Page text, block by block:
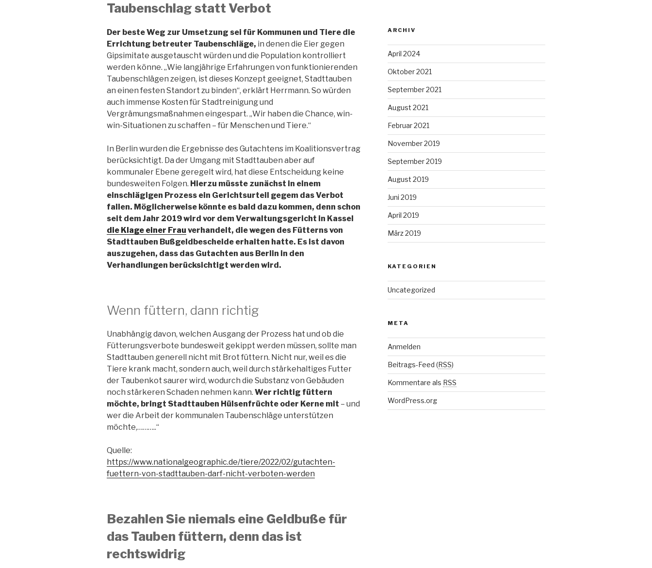
Taubenschlag statt Verbot
Der beste Weg zur Umsetzung sei für Kommunen und Tiere die
Errichtung betreuter Taubenschläge, in denen die Eier gegen
Gipsimitate ausgetauscht würden und die Population kontrolliert
werden könne. „Wie langjährige Erfahrungen von funktionierenden
Taubenschlägen zeigen, ist dieses Konzept geeignet, Stadttauben
an einen festen Standort zu binden“, erklärt Herrmann. So würden
auch immense Kosten für Stadtreinigung und
Vergrämungsmaßnahmen eingespart. „Wir haben die Chance, win-
win-Situationen zu schaffen – für Menschen und Tiere.“
In Berlin wurden die Ergebnisse des Gutachtens im Koalitionsvertrag
berücksichtigt. Da der Umgang mit Stadttauben aber auf
kommunaler Ebene geregelt wird, hat diese Entscheidung keine
bundesweiten Folgen. Hierzu müsste zunächst in einem
einschlägigen Prozess ein Gerichtsurteil gegem das Verbot
fallen. Möglicherweise könnte es bald dazu kommen, denn schon
seit dem Jahr 2019 wird vor dem Verwaltungsgericht in Kassel
die Klage einer Frau verhandelt, die wegen des Fütterns von
Stadttauben Bußgeldbescheide erhalten hatte. Es ist davon
auszugehen, dass das Gutachten aus Berlin in den
Verhandlungen berücksichtigt werden wird.
Wenn füttern, dann richtig
Unabhängig davon, welchen Ausgang der Prozess hat und ob die
Fütterungsverbote bundesweit gekippt werden müssen, sollte man
Stadttauben generell nicht mit Brot füttern. Nicht nur, weil es die
Tiere krank macht, sondern auch, weil durch stärkehaltiges Futter
der Taubenkot saurer wird, wodurch die Substanz von Gebäuden
noch stärkeren Schaden nehmen kann. Wer richtig füttern
möchte, bringt Stadttauben Hülsenfrüchte oder Kerne mit – und
wer die Arbeit der kommunalen Taubenschläge unterstützen
möchte,………..“
Quelle:
https://www.nationalgeographic.de/tiere/2022/02/gutachten-
fuettern-von-stadttauben-darf-nicht-verboten-werden
Bezahlen Sie niemals eine Geldbuße für
das Tauben füttern, denn das ist
rechtswidrig
ARCHIV
April 2024
Oktober 2021
September 2021
August 2021
Februar 2021
November 2019
September 2019
August 2019
Juni 2019
April 2019
März 2019
KATEGORIEN
Uncategorized
META
Anmelden
Beitrags-Feed (RSS)
Kommentare als RSS
WordPress.org